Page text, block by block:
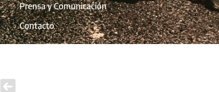
Prensa y Comunicación
Contacto